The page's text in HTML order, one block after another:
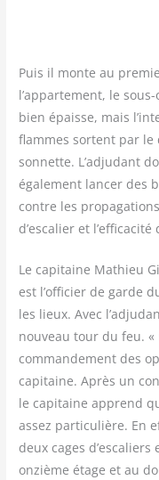
Puis il monte au
l’appartement, le
bien épaisse, mais
flammes sortent par le
son­nette. L’adjudant
éga­le­ment lan­cer des
contre les
d’escalier et
Le capi­taine Mathieu
est l’officier de garde
les lieux. Avec
nou­veau tour du feu.
com­man­de­ment des
capi­taine. Après un
le capi­taine apprend
assez par­ti­cu­lière. En
deux cages
onzième étage et au